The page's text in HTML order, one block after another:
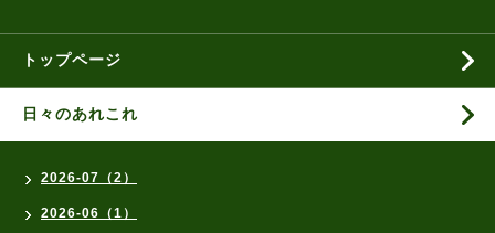
トップページ
日々のあれこれ
2026-07（2）
2026-06（1）